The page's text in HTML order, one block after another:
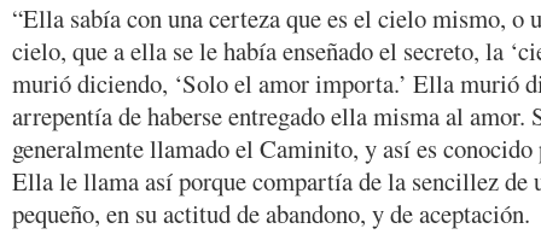
“Ella sabía con una certeza que es el cielo mismo, o
cielo, que a ella se le había enseñado el secreto, la
murió diciendo, ‘Solo el amor importa.’ Ella murió
arrepentía de haberse entregado ella misma al amor.
generalmente llamado el Caminito, y así es
Ella le llama así porque compartía de la sencillez de
pequeño, en su actitud de abandono, y de aceptación.